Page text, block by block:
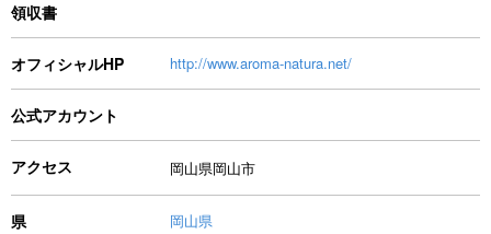
領収書
オフィシャルHP http://www.aroma-natura.net/
公式アカウント
アクセス 岡山県岡山市
県 岡山県